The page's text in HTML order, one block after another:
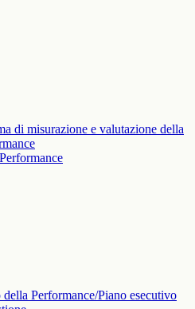
di misurazione e valutazione della
della Performance/Piano esecutivo